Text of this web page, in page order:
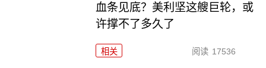
血条见底？美利坚这艘巨轮，或
许撑不了多久了
相关 阅读 17536